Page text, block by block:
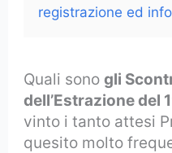
registrazione ed info
Quali sonogli
dell’Estrazione del
vinto i tanto attesi
quesito molto